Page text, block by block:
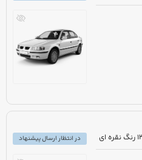
در انتظار ارسال پیشنهاد